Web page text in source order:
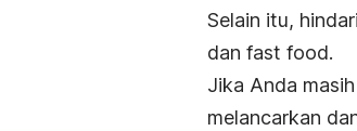
Selain itu,
dan fast food.
Jika Anda
melancarkan